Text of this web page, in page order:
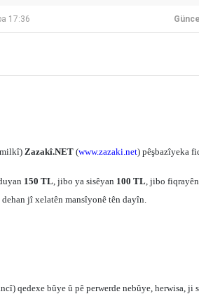
17:36
Zazakî.NET (www.zazaki.net) pêşbazîyeka
150 TL, jibo ya sisêyan 100 TL, jibo
jî xelatên mansîyonê tên dayîn.
qedexe bûye û pê perwerde nebûye, herwisa, ji